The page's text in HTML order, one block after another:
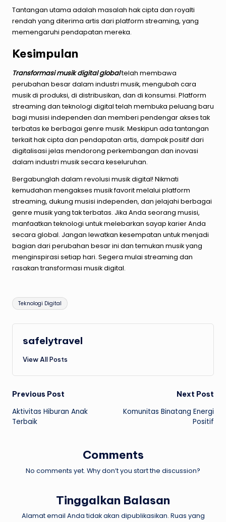
Tantangan utama adalah masalah hak cipta dan royalti
rendah yang diterima artis dari platform streaming, yang
memengaruhi pendapatan mereka.
Kesimpulan
Transformasi musik digital globaltelah membawa
perubahan besar dalam industri musik, mengubah cara
musik di produksi, di distribusikan, dan di konsumsi. Platform
streaming dan teknologi digital telah membuka peluang baru
bagi musisi independen dan memberi pendengar akses tak
terbatas ke berbagai genre musik. Meskipun ada tantangan
terkait hak cipta dan pendapatan artis, dampak positif dari
digitalisasi jelas mendorong perkembangan dan inovasi
dalam industri musik secara keseluruhan.
Bergabunglah dalam revolusi musik digital! Nikmati
kemudahan mengakses musik favorit melalui platform
streaming, dukung musisi independen, dan jelajahi berbagai
genre musik yang tak terbatas. Jika Anda seorang musisi,
manfaatkan teknologi untuk melebarkan sayap karier Anda
secara global. Jangan lewatkan kesempatan untuk menjadi
bagian dari perubahan besar ini dan temukan musik yang
menginspirasi setiap hari. Segera mulai streaming dan
rasakan transformasi musik digital.
Tags:
Teknologi Digital
safelytravel
View All Posts
Post
navigation
Previous Post
Aktivitas Hiburan Anak
Terbaik
Next Post
Komunitas Binatang Energi
Positif
Comments
No comments yet. Why don’t you start the discussion?
Tinggalkan Balasan
Alamat email Anda tidak akan dipublikasikan. Ruas yang